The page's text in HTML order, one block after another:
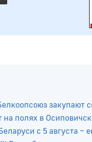
закупают
на полях в
с 5 августа –